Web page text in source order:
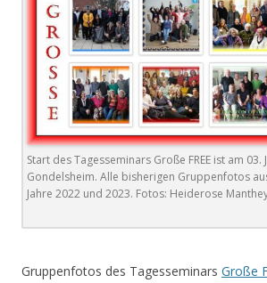
Start des Tagesseminars Große FREE ist am 03.
Gondelsheim. Alle bisherigen Gruppenfotos
Jahre 2022 und 2023. Fotos: Heiderose
Gruppenfotos des Tagesseminars Große